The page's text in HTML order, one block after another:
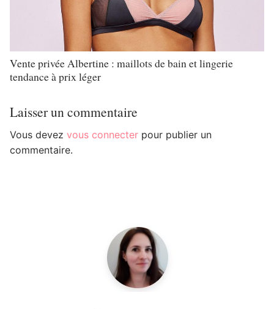
Vente privée Albertine : maillots de bain et lingerie
tendance à prix léger
Laisser un commentaire
Vous devez vous connecter pour publier un
commentaire.